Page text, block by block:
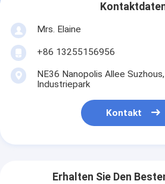
Mrs. Elaine
+86 13255156956
NE36 Nanopolis Allee
Industriepark
Kontakt
Erhalten Sie Den